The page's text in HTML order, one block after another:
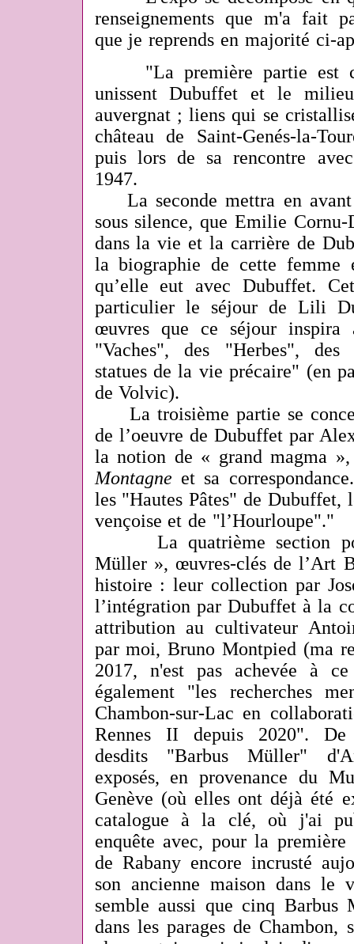
renseignements que m'a fait
que je reprends en majorité ci-
"La première partie est
unissent Dubuffet et le
auvergnat ; liens qui se
château de Saint-Genés-la-
puis lors de sa rencontre
1947.
La seconde mettra en avant
sous silence, que Emilie
dans la vie et la carrière de
la biographie de cette femme
qu’elle eut avec Dubuffet.
particulier le séjour de Lili
œuvres que ce séjour
"Vaches", des "Herbes", des
statues de la vie précaire" (en
de Volvic).
La troisième partie se
de l’oeuvre de Dubuffet par
la notion de « grand magma
Montagne et sa
les "Hautes Pâtes" de Dubuffet,
vençoise et de "l’Hourloupe"."
La quatrième section
Müller », œuvres-clés de l’Art
histoire : leur collection par
l’intégration par Dubuffet à la
attribution au cultivateur
par moi, Bruno Montpied (ma
2017, n'est pas achevée à
également "les recherches
Chambon-sur-Lac en
Rennes II depuis 2020". De
desdits "Barbus Müller"
exposés, en provenance du
Genève (où elles ont déjà été
catalogue à la clé, où j'ai
enquête avec, pour la
de Rabany encore incrusté
son ancienne maison dans le
semble aussi que cinq Barbus
dans les parages de Chambon,